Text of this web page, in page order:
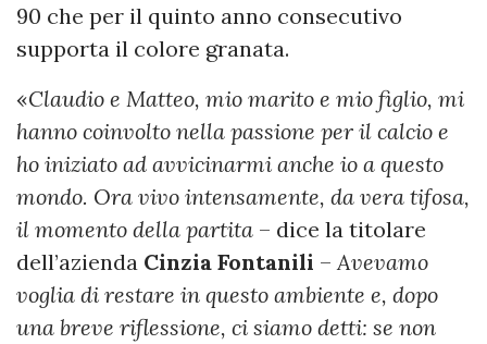
90 che per il quinto anno consecutivo
supporta il colore granata.
«Claudio e Matteo, mio marito e mio figlio, mi
hanno coinvolto nella passione per il calcio e
ho iniziato ad avvicinarmi anche io a questo
mondo. Ora vivo intensamente, da vera tifosa,
il momento della partita – dice la titolare
dell’azienda Cinzia Fontanili – Avevamo
voglia di restare in questo ambiente e, dopo
una breve riflessione, ci siamo detti: se non